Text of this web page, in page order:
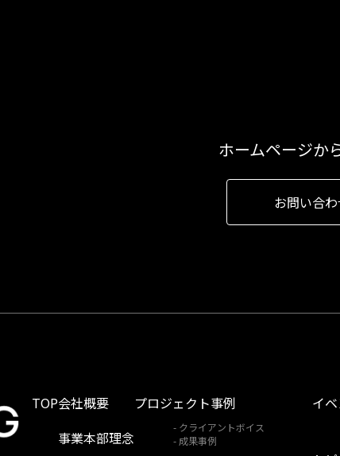
ホームページか
お問い合
TOP会社概要
事業本部理念
プロジェクト事例
クライアントボイス
成果事例
イ